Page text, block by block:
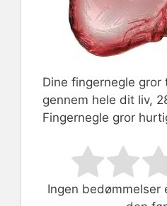
Dine fingernegle gror
gennem hele dit liv,
Fingernegle gror
Rate this item:
Ingen bedømmelser